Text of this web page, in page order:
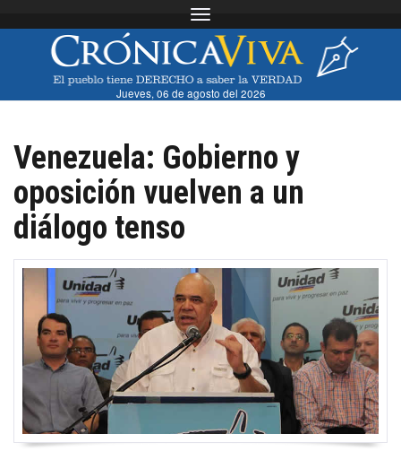
Toggle navigation
Jueves, 06 de agosto del 2026
Venezuela: Gobierno y
oposición vuelven a un
diálogo tenso